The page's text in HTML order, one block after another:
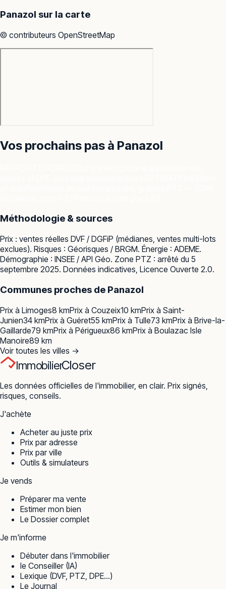
Panazol sur la carte
© contributeurs OpenStreetMap
Vos prochains pas à Panazol
Méthodologie & sources
Prix : ventes réelles DVF / DGFiP (médianes, ventes multi-lots
exclues). Risques : Géorisques / BRGM. Énergie : ADEME.
Démographie : INSEE / API Géo. Zone PTZ : arrêté du 5
septembre 2025. Données indicatives, Licence Ouverte 2.0.
Communes proches de Panazol
Prix à Limoges8 kmPrix à Couzeix10 kmPrix à Saint-
Junien34 kmPrix à Guéret55 kmPrix à Tulle73 kmPrix à Brive-la-
Gaillarde79 kmPrix à Périgueux86 kmPrix à Boulazac Isle
Manoire89 km
Voir toutes les villes →
ImmobilierCloser
Les données officielles de l'immobilier, en clair. Prix signés,
risques, conseils.
J'achète
Acheter au juste prix
Prix par adresse
Prix par ville
Outils & simulateurs
Je vends
Préparer ma vente
Estimer mon bien
Le Dossier complet
Je m'informe
Débuter dans l'immobilier
le Conseiller (IA)
Lexique (DVF, PTZ, DPE…)
Le Journal